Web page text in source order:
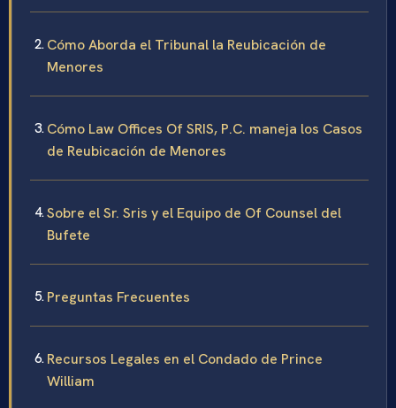
Cómo Aborda el Tribunal la Reubicación de
Menores
Cómo Law Offices Of SRIS, P.C. maneja los Casos
de Reubicación de Menores
Sobre el Sr. Sris y el Equipo de Of Counsel del
Bufete
Preguntas Frecuentes
Recursos Legales en el Condado de Prince
William